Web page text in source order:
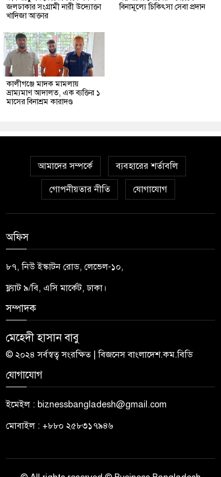
জলঢাকার সংগ্রামী নারী উদ্যোক্তা
খাদিজা আক্তার
বিনামূল্যে চিকিৎসা সেবা প্রদান
কালীগঞ্জে মাদক মামলায়
ভ্রাম্যমাণ আদালত, এক ব্যক্তির ১
মাসের বিনাশ্রম কারাদণ্ড
আমাদের সম্পর্কে ব্যবহারের শর্তাবলি
গোপনীয়তার নীতি যোগাযোগ
অফিস
৮৭, নিউ ইস্কাটন রোড, লেভেল-১০,
ফ্ল্যাট ৯/বি, এসি মার্কেট, ঢাকা।
সম্পাদক
মেহেদী হাসান বাবু
© ২০২৪ সর্বস্বত্ব সংরক্ষিত | বিজনেস বাংলাদেশ.কম.বিডি
যোগাযোগ
ইমেইল : biznessbangladesh@gmail.com
মোবাইল : +৮৮০ ২৫৮৩১৭৯৪৬